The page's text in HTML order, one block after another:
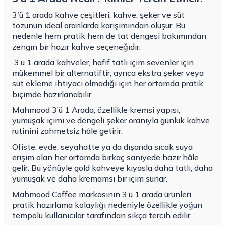
3'ü 1 arada kahve çeşitleri, kahve, şeker ve süt
tozunun ideal oranlarda karışımından oluşur. Bu
nedenle hem pratik hem de tat dengesi bakımından
zengin bir hazır kahve seçeneğidir.
3’ü 1 arada kahveler, hafif tatlı içim sevenler için
mükemmel bir alternatiftir; ayrıca ekstra şeker veya
süt ekleme ihtiyacı olmadığı için her ortamda pratik
biçimde hazırlanabilir.
Mahmood 3’ü 1 Arada, özellikle kremsi yapısı,
yumuşak içimi ve dengeli şeker oranıyla günlük kahve
rutinini zahmetsiz hâle getirir.
Ofiste, evde, seyahatte ya da dışarıda sıcak suya
erişim olan her ortamda birkaç saniyede hazır hâle
gelir. Bu yönüyle gold kahveye kıyasla daha tatlı, daha
yumuşak ve daha kremamsı bir içim sunar.
Mahmood Coffee markasının 3’ü 1 arada ürünleri,
pratik hazırlama kolaylığı nedeniyle özellikle yoğun
tempolu kullanıcılar tarafından sıkça tercih edilir.